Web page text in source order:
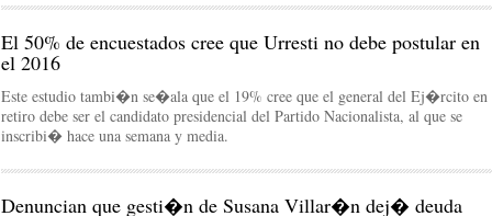
El 50% de encuestados cree que Urresti no debe postular en
el 2016
Este estudio tambi�n se�ala que el 19% cree que el general del Ej�rcito en
retiro debe ser el candidato presidencial del Partido Nacionalista, al que se
inscribi� hace una semana y media.
Denuncian que gesti�n de Susana Villar�n dej� deuda